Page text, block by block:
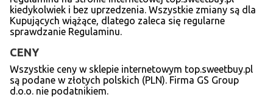
kiedykolwiek i bez uprzedzenia. Wszystkie zmiany są dla
Kupujących wiążące, dlatego zaleca się regularne
sprawdzanie Regulaminu.
CENY
Wszystkie ceny w sklepie internetowym top.sweetbuy.pl
są podane w złotych polskich (PLN). Firma GS Group
d.o.o. nie podatnikiem.